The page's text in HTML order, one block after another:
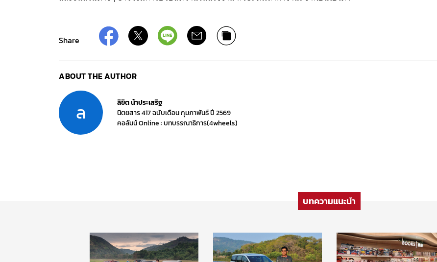
Share
ABOUT THE AUTHOR
ล
ลิขิต น้าประเสริฐ
นิตยสาร 417 ฉบับเดือน กุมภาพันธ์ ปี 2569
คอลัมน์ Online : บทบรรณาธิการ(4wheels)
บทความแนะนำ